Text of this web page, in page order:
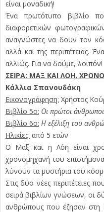
είναι μοναδική!
Ένα πρωτότυπο βιβλίο
διαφορετικών
αναγνώστες να δουν τον
αλλά και της περιπέτειας.
αλλιώς. Για να δούμε, λοιπόν!
ΣΕΙΡΑ: ΜΑΞ ΚΑΙ ΛΟΗ,
Κάλλια Σπανουδάκη
Εικονογράφηση: Χρήστος
Βιβλίο 5ο: Οι πρώτοι άνθρωποι
Βιβλίο 6ο: Η εξέλιξη του
Ηλικίες: από 5 ετών
Ο Μαξ και η Λόη είναι
χρονομηχανή του
λύνουν τα μυστήρια του
Στις δύο νέες περιπέτειες
σειρά βιβλίων γνώσεων, οι
ανθρώπους που έζησαν στη